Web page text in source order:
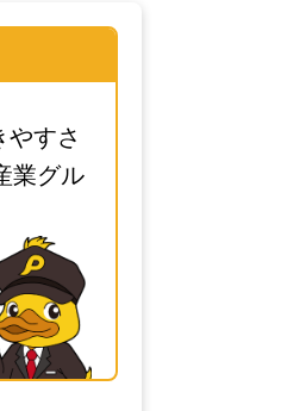
すさ
業グル